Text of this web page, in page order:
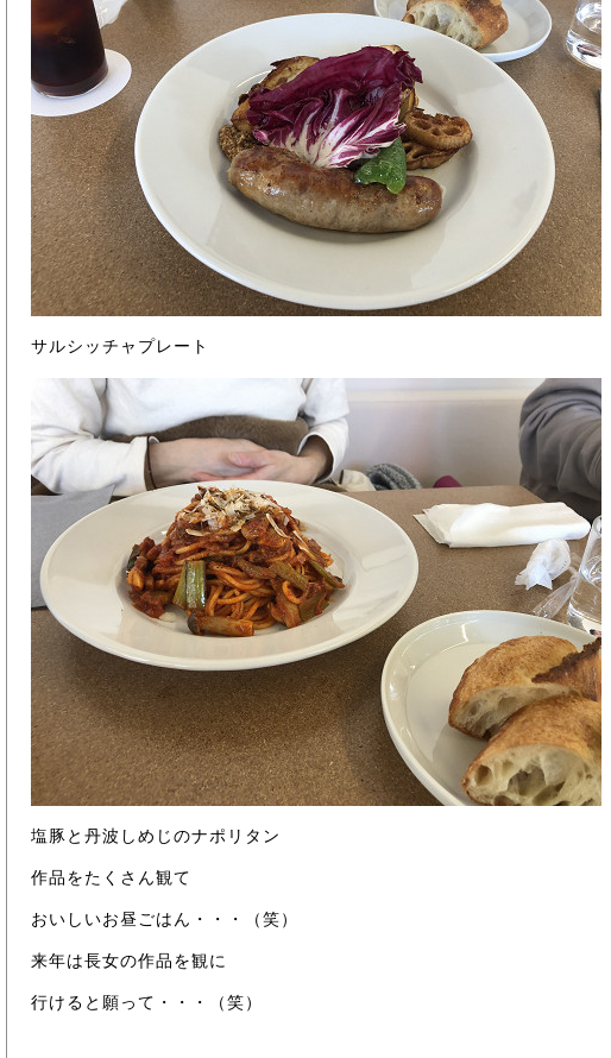
サルシッチャプレート
塩豚と丹波しめじのナポリタン
作品をたくさん観て
おいしいお昼ごはん・・・（笑）
来年は長女の作品を観に
行けると願って・・・（笑）